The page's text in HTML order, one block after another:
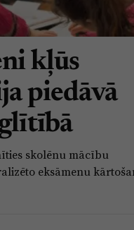
kļūs
piedāvā
skolēnu mācību
eksāmenu